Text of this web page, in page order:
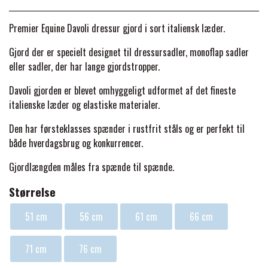
TERAPI PRODUKTER
HUER & HALSTØRKLÆDER
GAVEARTIKLER VOKSNE
BØRN & JUNIOR
INSEKTBESKYTTELSE
HESTEBOLCHER & TREATS
TILSKUD & VITAMINER
STALD & FOLD
SKO & SMEDEVÆRKTØJ
TRAVDÆKKEN & TILBEHØR
SKO & VÆRKTØJ
VOGNE & TILBEHØR
TRAV KUSK
MONTÉ
GALOP
PREMIER EQUINE LINERS & DÆKKEN
TILBEHØR
PREMIER EQUINE WALKER & RIDEDÆKKEN
PREMIER EQUINE INSEKTBESKYTTELSE
PREMIER EQUINE MAGNET & INFRARØD
TERAPI
PREMIER EQUINE GRIMER & TRÆKTOV
PREMIER EQUINE TRENSE & TILBEHØR
CARR & DAY & MARTIN
CUSTOM
DELTACAST
EMIN
FENWICK LIQUID TITANIUM®
Premier Equine Davoli dressur gjord i sort italiensk læder.
Gjord der er specielt designet til dressursadler, monoflap sadler
eller sadler, der har lange gjordstropper.
Davoli gjorden er blevet omhyggeligt udformet af det fineste
italienske læder og elastiske materialer.
Den har førsteklasses spænder i rustfrit ståls og er perfekt til
både hverdagsbrug og konkurrencer.
Gjordlængden måles fra spænde til spænde.
Størrelse
51 cm 56 cm 61 cm 66 cm
71 cm 76 cm